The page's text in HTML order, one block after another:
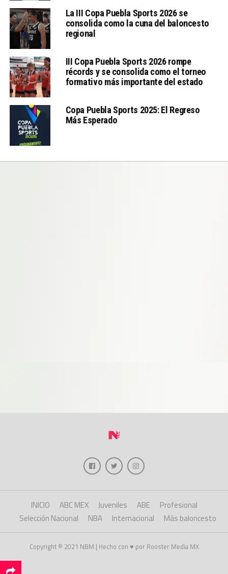
La III Copa Puebla Sports 2026 se
consolida como la cuna del baloncesto
regional
III Copa Puebla Sports 2026 rompe
récords y se consolida como el torneo
formativo más importante del estado
Copa Puebla Sports 2025: El Regreso
Más Esperado
INICIO ABC MEX Juveniles ABE
Profesional
Selección Nacional
NBA Internacional Más baloncesto
Copyright © 2021 NBM | Hecho con ♥ por Rooster Media MX